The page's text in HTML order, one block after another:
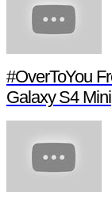
#OverToYou
Galaxy S4 Mini